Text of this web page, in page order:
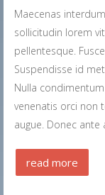
Maecenas
sollicitudin lorem
pellentesque.
Suspendisse id
Nulla
venenatis orci non
augue. Donec
read more